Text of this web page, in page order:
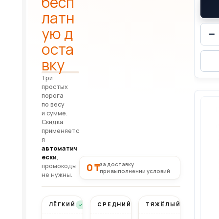
−
латн
ую д
оста
вку
Три
простых
порога
по весу
и сумме.
Скидка
применяетс
я
автоматич
ески,
промокоды
не нужны.
0 ₸за доставку
при выполнении условий
ЛЁГКИЙ Бесплатно
СРЕДНИЙ Бесплатно
ТЯЖЁЛЫЙ